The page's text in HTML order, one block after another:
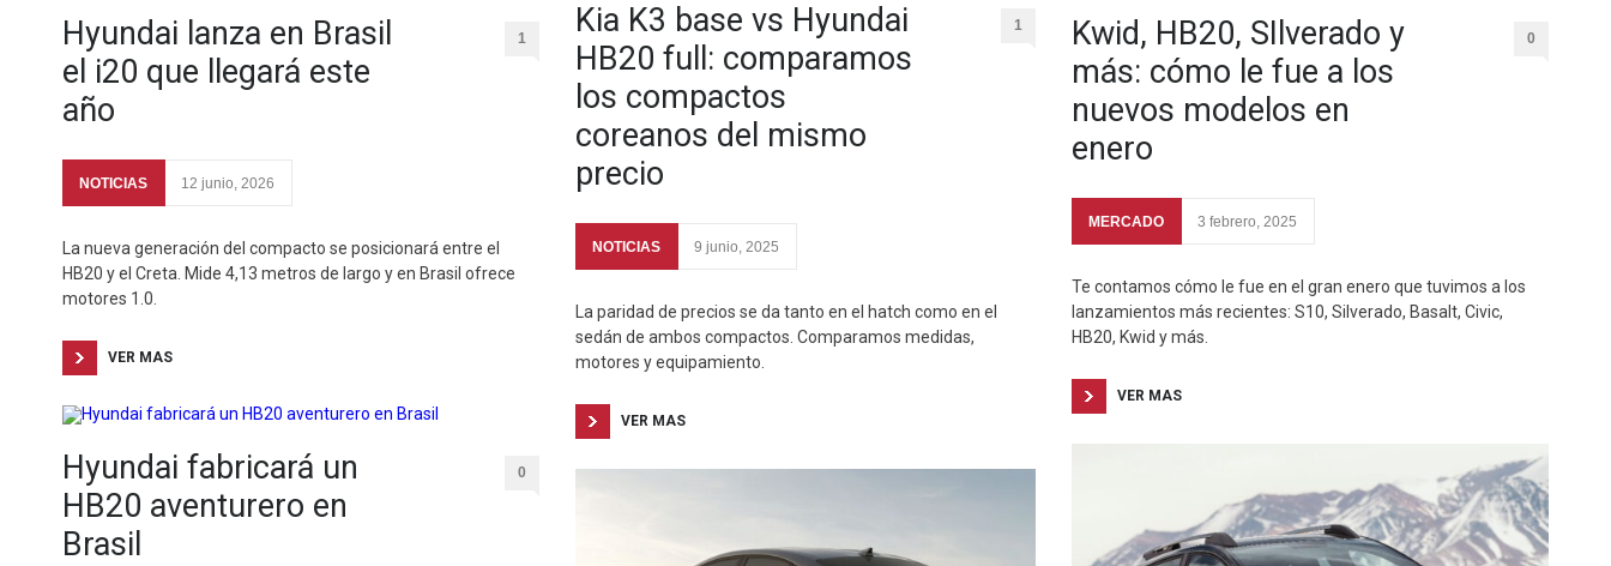
Hyundai lanza en Brasil
el i20 que llegará este
año
1
NOTICIAS 12 junio, 2026
La nueva generación del compacto se posicionará entre el
HB20 y el Creta. Mide 4,13 metros de largo y en Brasil ofrece
motores 1.0.
VER MAS
Hyundai fabricará un
HB20 aventurero en
Brasil
0
Kia K3 base vs Hyundai
HB20 full: comparamos
los compactos
coreanos del mismo
precio
1
NOTICIAS 9 junio, 2025
La paridad de precios se da tanto en el hatch como en el
sedán de ambos compactos. Comparamos medidas,
motores y equipamiento.
VER MAS
Kwid, HB20, SIlverado y
más: cómo le fue a los
nuevos modelos en
enero
0
MERCADO 3 febrero, 2025
Te contamos cómo le fue en el gran enero que tuvimos a los
lanzamientos más recientes: S10, Silverado, Basalt, Civic,
HB20, Kwid y más.
VER MAS